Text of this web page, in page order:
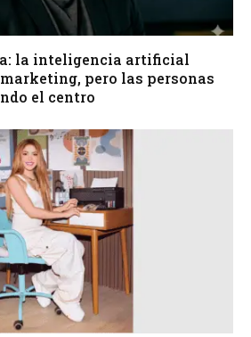
la inteligencia artificial
pero las personas
el centro